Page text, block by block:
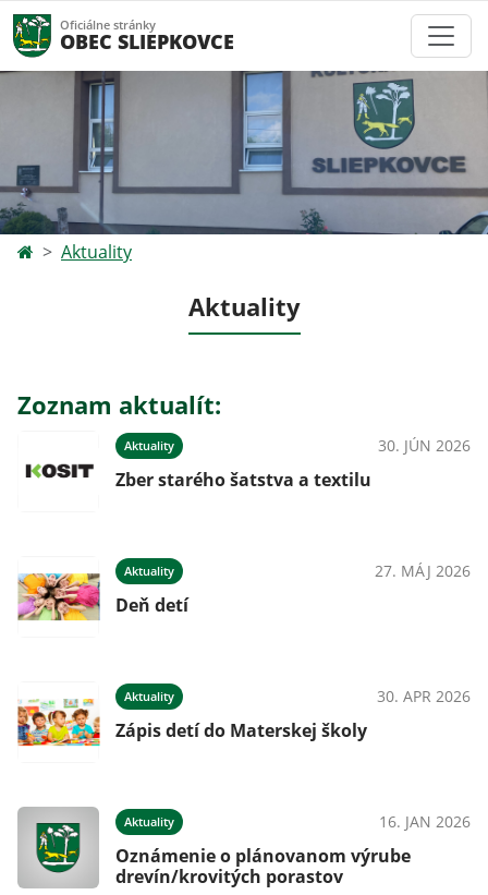
Oficiálne stránky
OBEC SLIEPKOVCE
Aktuality
Aktuality
Zoznam aktualít:
Aktuality 30. JÚN 2026
Zber starého šatstva a textilu
Aktuality 27. MÁJ 2026
Deň detí
Aktuality 30. APR 2026
Zápis detí do Materskej školy
Aktuality 16. JAN 2026
Oznámenie o plánovanom výrube
drevín/krovitých porastov